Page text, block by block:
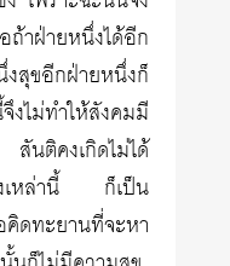
าฝ่ายหนึ่งได้อีก
ขอีกฝ่ายหนึ่งก็
ไม่ทำให้สังคมมี
นติคงเกิดไม่ได้
งเหล่านี้ ก็เป็น
ดทะยานที่จะหา